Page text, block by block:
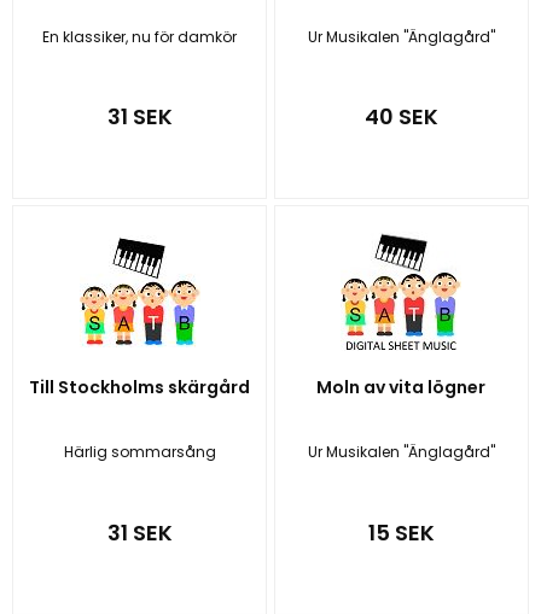
En klassiker, nu för damkör
31 SEK
Ur Musikalen "Änglagård"
40 SEK
Till Stockholms skärgård
Härlig sommarsång
31 SEK
Moln av vita lögner
Ur Musikalen "Änglagård"
15 SEK